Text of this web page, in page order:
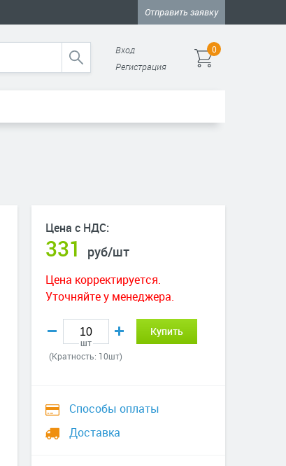
Отправить заявку
Вход
Регистрация
0
Цена с НДС:
331 руб/шт
Цена корректируется.
Уточняйте у менеджера.
шт
(Кратность: 10шт)
Купить
Способы оплаты
Доставка